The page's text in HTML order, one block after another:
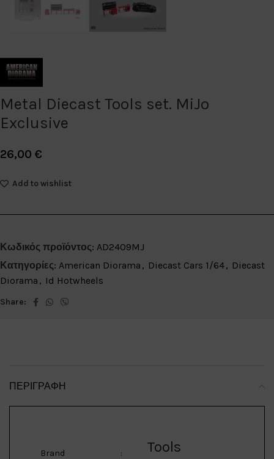
Metal Diecast Tools set. MiJo
Exclusive
26,00 €
Add to wishlist
Κωδικός προϊόντος: AD2409MJ
Κατηγορίες: American Diorama , Diecast Cars 1/64, Diecast
Diorama , Id Hotwheels
Share:
ΠΕΡΙΓΡΑΦΉ
Brand : Tools